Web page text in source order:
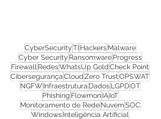
CyberSecurityTIHackersMalware
Cyber SecurityRansomwareProgress
FirewallRedesWhatsUp Gold Check Point
CibersegurançaCloudZero Trust
NGFWInfraestruturaDadosLGPDOT